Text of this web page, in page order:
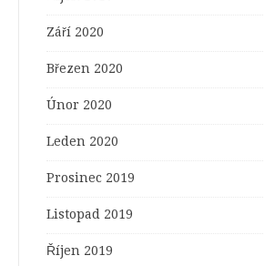
Září 2020
Březen 2020
Únor 2020
Leden 2020
Prosinec 2019
Listopad 2019
Říjen 2019